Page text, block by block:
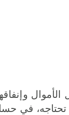
ما تحتاجه، في